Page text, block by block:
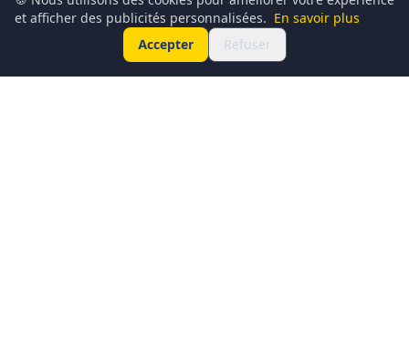
et afficher des publicités personnalisées. En savoir plus
Accepter
Refuser